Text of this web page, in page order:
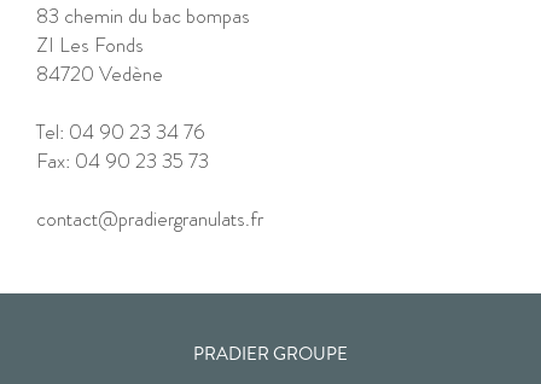
83 chemin du bac bompas
ZI Les Fonds
84720 Vedène
Tel: 04 90 23 34 76
Fax: 04 90 23 35 73
contact@pradiergranulats.fr
PRADIER GROUPE